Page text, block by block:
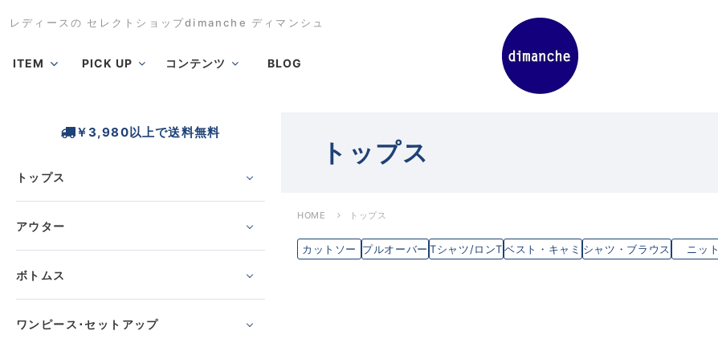
レディースの セレクトショップdimanche ディマンシュ
ITEM PICK UP コンテンツ BLOG
￥3,980以上で送料無料
トップス
アウター
ボトムス
ワンピース･セットアップ
トップス
HOME トップス
カットソー プルオーバー Tシャツ/ロンTベスト・キャミ シャツ・ブラウス ニット